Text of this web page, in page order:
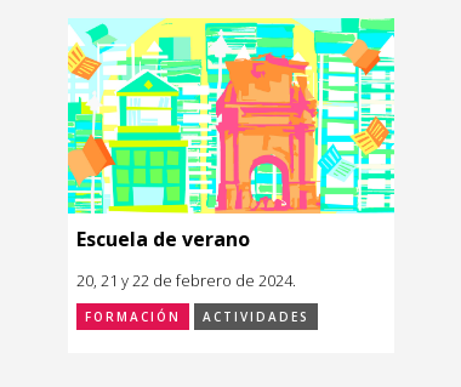
Escuela de verano
20, 21 y 22 de febrero de 2024.
FORMACIÓN ACTIVIDADES